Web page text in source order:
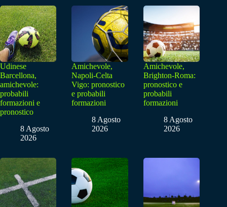
Udinese
Barcellona,
amichevole:
probabili
formazioni e
pronostico
8 Agosto
2026
Amichevole,
Napoli-Celta
Vigo: pronostico
e probabili
formazioni
8 Agosto
2026
Amichevole,
Brighton-Roma:
pronostico e
probabili
formazioni
8 Agosto
2026